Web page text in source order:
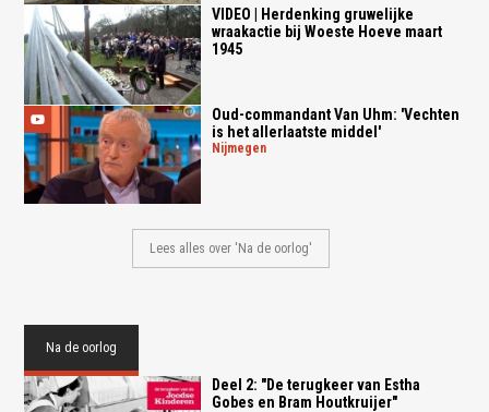
VIDEO | Herdenking gruwelijke
wraakactie bij Woeste Hoeve maart
1945
Oud-commandant Van Uhm: 'Vechten
is het allerlaatste middel'
nijmegen
Lees alles over 'Na de oorlog'
Na de oorlog
Deel 2: "De terugkeer van Estha
Gobes en Bram Houtkruijer"